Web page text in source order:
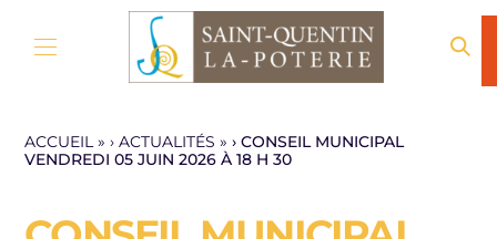
ACCUEIL» ACTUALITÉS » CONSEIL MUNICIPAL
VENDREDI 05 JUIN 2026 À 18 H 30